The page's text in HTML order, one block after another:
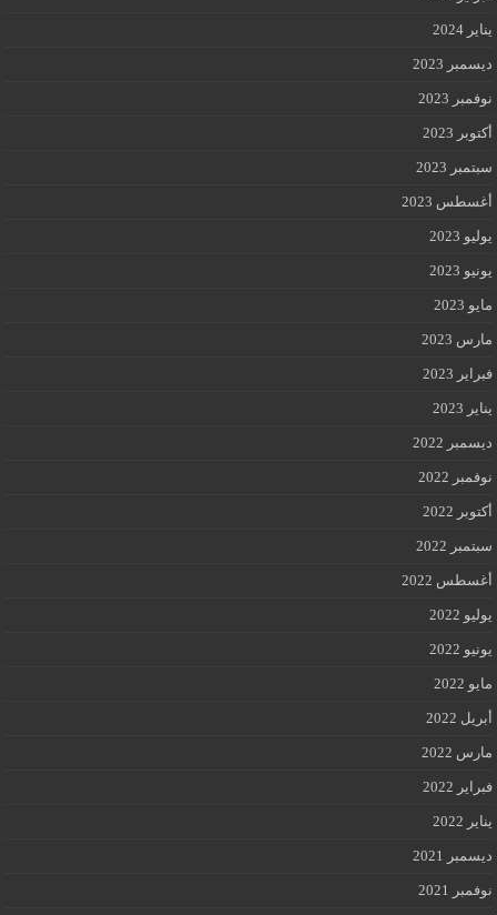
يناير 2024
ديسمبر 2023
نوفمبر 2023
أكتوبر 2023
سبتمبر 2023
أغسطس 2023
يوليو 2023
يونيو 2023
مايو 2023
مارس 2023
فبراير 2023
يناير 2023
ديسمبر 2022
نوفمبر 2022
أكتوبر 2022
سبتمبر 2022
أغسطس 2022
يوليو 2022
يونيو 2022
مايو 2022
أبريل 2022
مارس 2022
فبراير 2022
يناير 2022
ديسمبر 2021
نوفمبر 2021